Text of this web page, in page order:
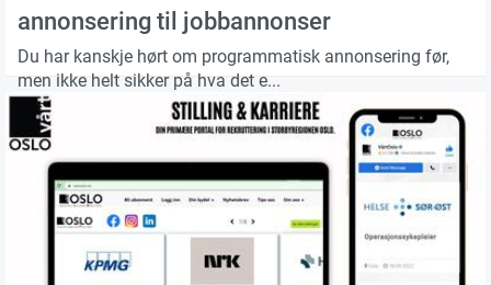
annonsering til jobbannonser
Du har kanskje hørt om programmatisk annonsering før,
men ikke helt sikker på hva det e...